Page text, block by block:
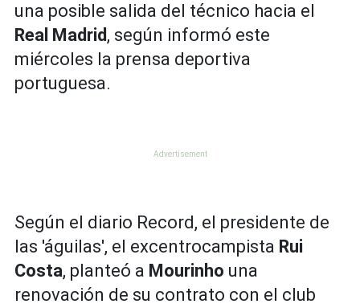
una posible salida del técnico hacia el
Real Madrid, según informó este
miércoles la prensa deportiva
portuguesa.
Según el diario Record, el presidente de
las 'águilas', el excentrocampista Rui
Costa, planteó a Mourinho una
renovación de su contrato con el club